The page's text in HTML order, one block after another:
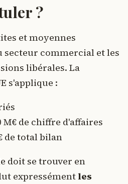
?
et moyennes
secteur commercial et les
libérales. La
s'applique :
de chiffre d'affaires
de total bilan
doit se trouver en
expressémentles